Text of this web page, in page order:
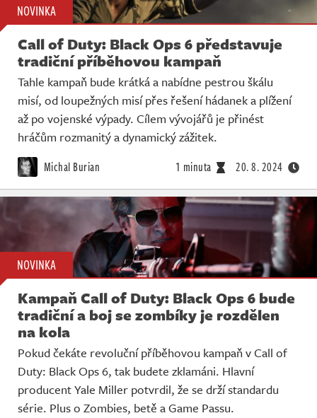
NOVINKA
Call of Duty: Black Ops 6 představuje
tradiční příběhovou kampaň
Tahle kampaň bude krátká a nabídne pestrou škálu
misí, od loupežných misí přes řešení hádanek a plížení
až po vojenské výpady. Cílem vývojářů je přinést
hráčům rozmanitý a dynamický zážitek.
Michal Burian 1 minuta 20. 8. 2024
NOVINKA
Kampaň Call of Duty: Black Ops 6 bude
tradiční a boj se zombíky je rozdělen
na kola
Pokud čekáte revoluční příběhovou kampaň v Call of
Duty: Black Ops 6, tak budete zklamáni. Hlavní
producent Yale Miller potvrdil, že se drží standardu
série. Plus o Zombies, betě a Game Passu.